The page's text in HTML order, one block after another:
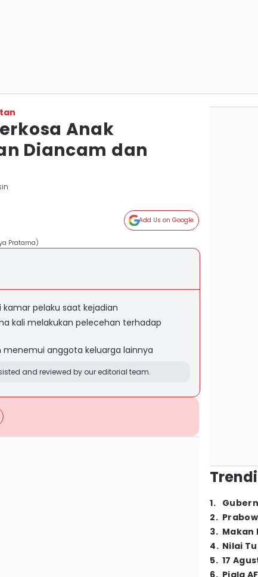
Anak
Diancam dan
Add Us on Google
Pratama)
pelaku saat kejadian
kali melakukan pelecehan terhadap
menemui anggota keluarga lainnya
and reviewed by our editorial team.
1.
2.
3. Makan
4. Nilai
5. 17
6. Piala